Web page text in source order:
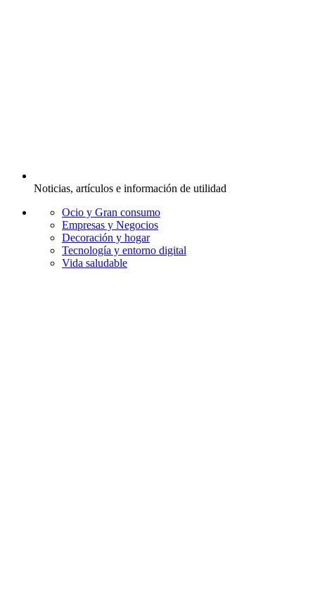
Noticias, artículos e información de utilidad
Ocio y Gran consumo
Empresas y Negocios
Decoración y hogar
Tecnología y entorno digital
Vida saludable